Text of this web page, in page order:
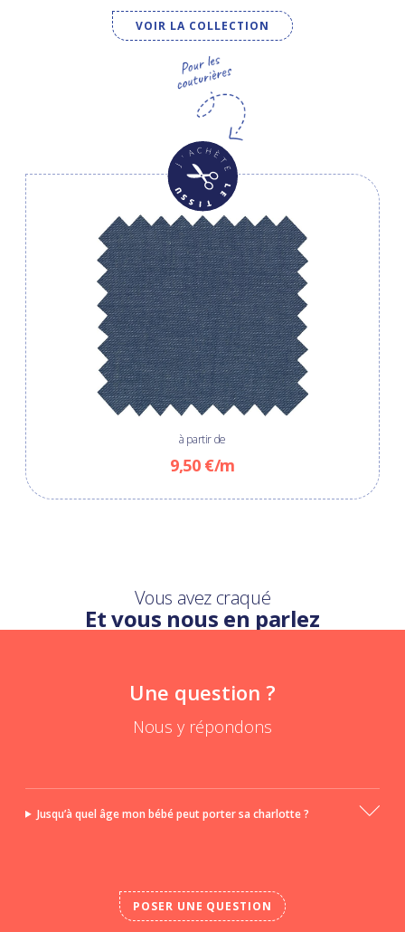
VOIR LA COLLECTION
à partir de
9,50 €/m
Vous avez craqué
Et vous nous en parlez
Une question ?
Nous y répondons
Jusqu’à quel âge mon bébé peut porter sa charlotte ?
POSER UNE QUESTION